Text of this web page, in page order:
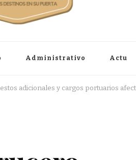
Administrativo Actu
adicionales y cargos portuarios